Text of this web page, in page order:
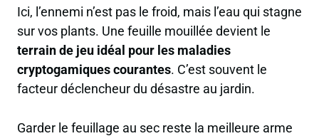
Ici, l’ennemi n’est pas le froid, mais l’eau qui stagne
sur vos plants. Une feuille mouillée devient le
terrain de jeu idéal pour les maladies
cryptogamiques courantes. C’est souvent le
facteur déclencheur du désastre au jardin.
Garder le feuillage au sec reste la meilleure arme